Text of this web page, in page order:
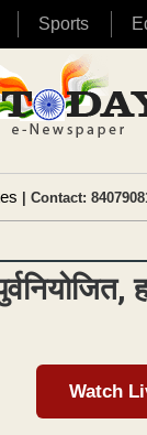
Sports
| Contact:
Watch